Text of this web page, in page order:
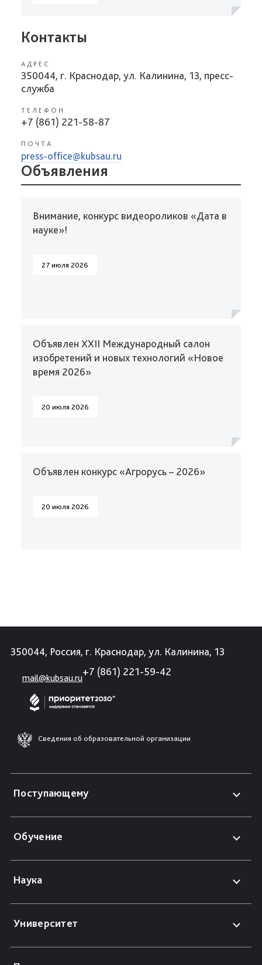
Контакты
АДРЕС
350044, г. Краснодар, ул. Калинина, 13, пресс-
служба
ТЕЛЕФОН
+7 (861) 221-58-87
ПОЧТА
press-office@kubsau.ru
Объявления
Внимание, конкурс видеороликов «Дата в
науке»!
27 июля 2026
Объявлен XXII Международный салон
изобретений и новых технологий «Новое
время 2026»
20 июля 2026
Объявлен конкурс «Агрорусь – 2026»
20 июля 2026
350044, Россия, г. Краснодар, ул. Калинина, 13
mail@kubsau.ru
+7 (861) 221-59-42
Сведения об образовательной организации
Поступающему
Обучение
Наука
Университет